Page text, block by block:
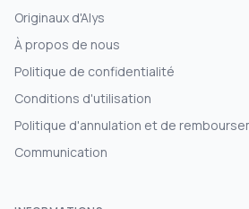
Originaux d'Alys
À propos de nous
Politique de confidentialité
Conditions d'utilisation
Politique d'annulation et de
Communication